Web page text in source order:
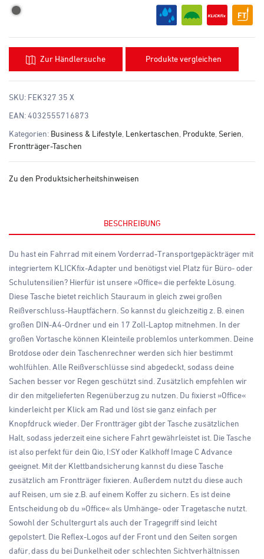
Zur Händlersuche Produkte vergleichen
SKU: FEK327 35 X
EAN:4032555716873
Kategorien: Business & Lifestyle Lenkertaschen Produkte Serien
Frontträger-Taschen
Zu den Produktsicherheitshinweisen
BESCHREIBUNG
Du hast ein Fahrrad mit einem Vorderrad-Transportgepäckträger mit
integriertem KLICKfix-Adapter und benötigst viel Platz für Büro- oder
Schulutensilien? Hierfür ist unsere »Office« die perfekte Lösung.
Diese Tasche bietet reichlich Stauraum in gleich zwei großen
Reißverschluss-Hauptfächern. So kannst du gleichzeitig z. B. einen
großen DIN-A4-Ordner und ein 17 Zoll-Laptop mitnehmen. In der
großen Vortasche können Kleinteile problemlos unterkommen. Deine
Brotdose oder dein Taschenrechner werden sich hier bestimmt
wohlfühlen. Alle Reißverschlüsse sind abgedeckt, sodass deine
Sachen besser vor Regen geschützt sind. Zusätzlich empfehlen wir
dir den mitgelieferten Regenüberzug zu nutzen. Du fixierst »Office«
kinderleicht per Klick am Rad und löst sie ganz einfach per
Knopfdruck wieder. Der Frontträger gibt der Tasche zusätzlichen
Halt, sodass jederzeit eine sichere Fahrt gewährleistet ist. Die Tasche
ist also perfekt für dein Qio, I:SY oder Kalkhoff Image C Advance
geeignet. Mit der Klettbandsicherung kannst du diese Tasche
zusätzlich am Frontträger fixieren. Außerdem nutzt du diese auch
auf Reisen, um sie z.B. auf einem Koffer zu sichern. Es ist deine
Entscheidung ob du »Office« als Umhänge- oder Tragetasche nutzt.
Sowohl der Schultergurt als auch der Tragegriff sind leicht
gepolstert. Die Reflex-Logos auf der Front und den Seiten sorgen
dafür, dass du bei Dunkelheit oder schlechten Sichtverhältnissen